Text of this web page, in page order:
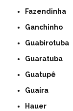
Fazendinha
Ganchinho
Guabirotuba
Guaratuba
Guatupê
Guaíra
Hauer